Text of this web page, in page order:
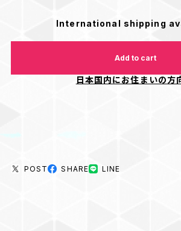
International shipping
Add to cart
日本国内にお住まいの方
POST SHARE LINE